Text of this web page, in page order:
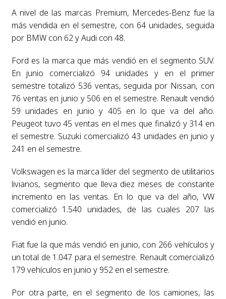
A nivel de las marcas Premium, Mercedes-Benz fue la
más vendida en el semestre, con 64 unidades, seguida
por BMW con 62 y Audi con 48.
Ford es la marca que más vendió en el segmento SUV.
En junio comercializó 94 unidades y en el primer
semestre totalizó 536 ventas, seguida por Nissan, con
76 ventas en junio y 506 en el semestre. Renault vendió
59 unidades en junio y 405 en lo que va del año.
Peugeot tuvo 45 ventas en el mes que finalizó y 314 en
el semestre. Suzuki comercializó 43 unidades en junio y
241 en el semestre.
Volkswagen es la marca líder del segmento de utilitarios
livianos, segmento que lleva diez meses de constante
incremento en las ventas. En lo que va del año, VW
comercializó 1.540 unidades, de las cuales 207 las
vendió en junio.
Fiat fue la que más vendió en junio, con 266 vehículos y
un total de 1.047 para el semestre. Renault comercializó
179 vehículos en junio y 952 en el semestre.
Por otra parte, en el segmento de los camiones, las